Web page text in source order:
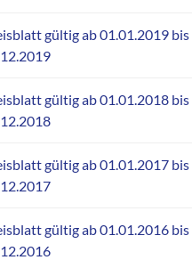
gültig ab 01.01.2019 bis
gültig ab 01.01.2018 bis
gültig ab 01.01.2017 bis
gültig ab 01.01.2016 bis